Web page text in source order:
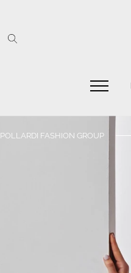
POLLARDI FASHION GROUP